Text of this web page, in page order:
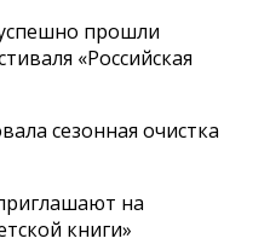
прошли
«Российская
сезонная очистка
на
книги»